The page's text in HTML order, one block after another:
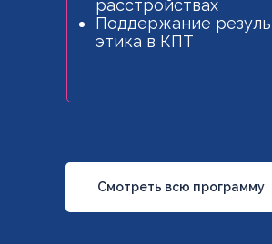
расстройствах
Поддержание
этика в КПТ
Смотреть всю программу